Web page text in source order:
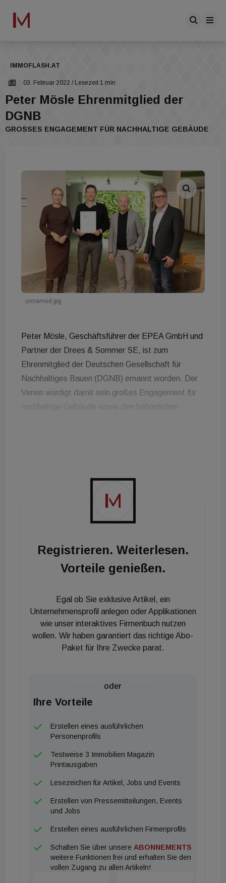
IMMOFLASH.AT
03. Februar 2022 / Lesezeit 1 min
Peter Mösle Ehrenmitglied der
DGNB
GROSSES ENGAGEMENT FÜR NACHHALTIGE GEBÄUDE
unnamed.jpg
Peter Mösle, Geschäftsführer der EPEA GmbH und
Partner der Drees & Sommer SE, ist zum
Ehrenmitglied der Deutschen Gesellschaft für
Nachhaltiges Bauen (DGNB) ernannt worden. Der
Verein würdigt damit sein großes Engagement für
nachhaltige Gebäude sowie den beharrlichen
Ehrenmitgliedsurkunde. © DGNB
Registrieren. Weiterlesen.
Vorteile genießen.
Egal ob Sie exklusive Artikel, ein
Unternehmensprofil anlegen oder Applikationen
wie unser interaktives Firmenbuch nutzen
wollen. Wir haben garantiert das richtige Abo-
Paket für Ihre Zwecke parat.
oder
Ihre Vorteile
Erstellen eines ausführlichen
Personenprofils
Testweise 3 Immobilien Magazin
Printausgaben
Lesezeichen für Artikel, Jobs und Events
Erstellen von Pressemitteilungen, Events
und Jobs
Erstellen eines ausführlichen Firmenprofils
Schalten Sie über unsere ABONNEMENTS
weitere Funktionen frei und erhalten Sie den
vollen Zugang zu allen Artikeln!